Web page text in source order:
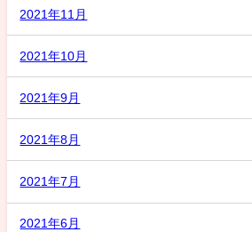
2021年11月
2021年10月
2021年9月
2021年8月
2021年7月
2021年6月